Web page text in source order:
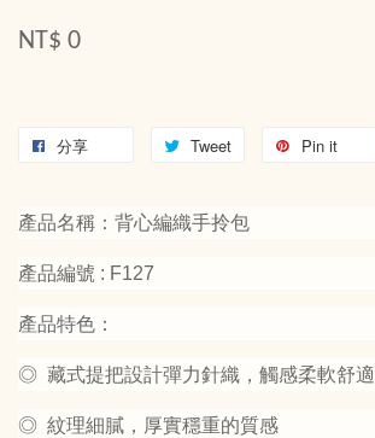
NT$ 0
分享 Tweet Pin it
產品名稱：背心編織手拎包
產品編號 : F127
產品特色：
◎ 藏式提把設計彈力針織，觸感柔軟舒適
◎ 紋理細膩，厚實穩重的質感